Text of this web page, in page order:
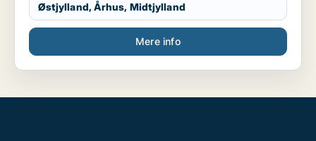
Østjylland, Århus, Midtjylland
Mere info